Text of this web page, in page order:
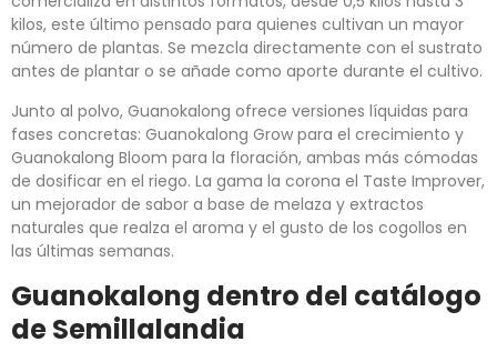
kilos, este último pensado para quienes cultivan un mayor
número de plantas. Se mezcla directamente con el sustrato
antes de plantar o se añade como aporte durante el cultivo.
Junto al polvo, Guanokalong ofrece versiones líquidas para
fases concretas: Guanokalong Grow para el crecimiento y
Guanokalong Bloom para la floración, ambas más cómodas
de dosificar en el riego. La gama la corona el Taste Improver,
un mejorador de sabor a base de melaza y extractos
naturales que realza el aroma y el gusto de los cogollos en
las últimas semanas.
Guanokalong dentro del catálogo
de Semillalandia